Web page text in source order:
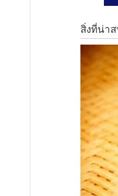
การดูแลต้นแก้วต้
กิโลกรัม/ต้น ใส่ปี
2 ต้นโมก
สำหรับต้นโมกนั้น
สุขใจ ปล อ ด ภั